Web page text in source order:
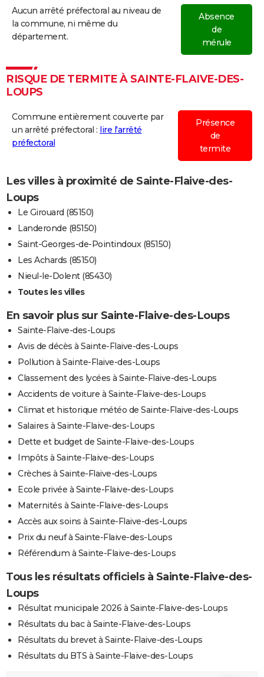
Aucun arrêté préfectoral au niveau de
la commune, ni même du
département.
Absence
de
mérule
RISQUE DE TERMITE À SAINTE-FLAIVE-DES-
LOUPS
Commune entièrement couverte par
un arrêté préfectoral : lire l'arrêté
préfectoral
Présence
de
termite
Les villes à proximité de Sainte-Flaive-des-
Loups
Le Girouard (85150)
Landeronde (85150)
Saint-Georges-de-Pointindoux (85150)
Les Achards (85150)
Nieul-le-Dolent (85430)
Toutes les villes
En savoir plus sur Sainte-Flaive-des-Loups
Sainte-Flaive-des-Loups
Avis de décès à Sainte-Flaive-des-Loups
Pollution à Sainte-Flaive-des-Loups
Classement des lycées à Sainte-Flaive-des-Loups
Accidents de voiture à Sainte-Flaive-des-Loups
Climat et historique météo de Sainte-Flaive-des-Loups
Salaires à Sainte-Flaive-des-Loups
Dette et budget de Sainte-Flaive-des-Loups
Impôts à Sainte-Flaive-des-Loups
Crèches à Sainte-Flaive-des-Loups
Ecole privée à Sainte-Flaive-des-Loups
Maternités à Sainte-Flaive-des-Loups
Accès aux soins à Sainte-Flaive-des-Loups
Prix du neuf à Sainte-Flaive-des-Loups
Référendum à Sainte-Flaive-des-Loups
Tous les résultats officiels à Sainte-Flaive-des-
Loups
Résultat municipale 2026 à Sainte-Flaive-des-Loups
Résultats du bac à Sainte-Flaive-des-Loups
Résultats du brevet à Sainte-Flaive-des-Loups
Résultats du BTS à Sainte-Flaive-des-Loups